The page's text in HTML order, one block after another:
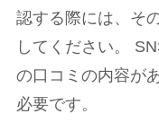
認する際には、そ
してください。
の口コミの内容が
必要です。